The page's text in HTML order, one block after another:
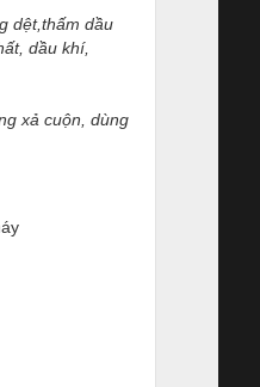
dệt,thấm dầu
dầu khí,
xả cuộn, dùng